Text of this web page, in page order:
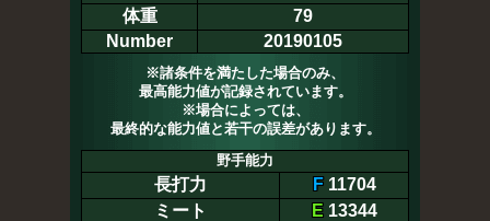
体重
79
Number
20190105
※諸条件を満たした場合のみ、
最高能力値が記録されています。
※場合によっては、
最終的な能力値と若干の誤差があります。
野手能力
長打力 F11704
ミート
E13344